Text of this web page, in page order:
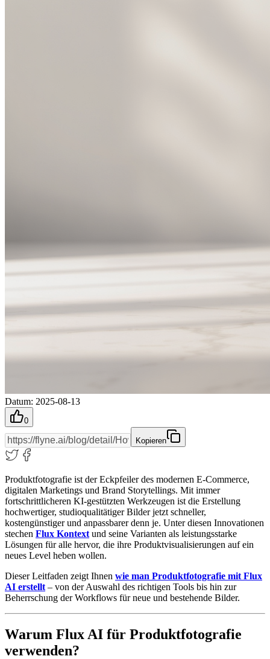
Datum: 2025-08-13
0
Kopieren
Produktfotografie ist der Eckpfeiler des modernen E-Commerce,
digitalen Marketings und Brand Storytellings. Mit immer
fortschrittlicheren KI-gestützten Werkzeugen ist die Erstellung
hochwertiger, studioqualitätiger Bilder jetzt schneller,
kostengünstiger und anpassbarer denn je. Unter diesen Innovationen
stechen Flux Kontext und seine Varianten als leistungsstarke
Lösungen für alle hervor, die ihre Produktvisualisierungen auf ein
neues Level heben wollen.
Dieser Leitfaden zeigt Ihnen wie man Produktfotografie mit Flux
AI erstellt – von der Auswahl des richtigen Tools bis hin zur
Beherrschung der Workflows für neue und bestehende Bilder.
Warum Flux AI für Produktfotografie
verwenden?